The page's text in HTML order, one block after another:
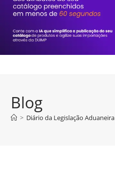
Blog
> Diário da Legislação Aduaneira